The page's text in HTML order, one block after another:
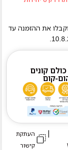
וקבלו את ההזמנה עד
.
קונים
קום
|
העתקת
קישור